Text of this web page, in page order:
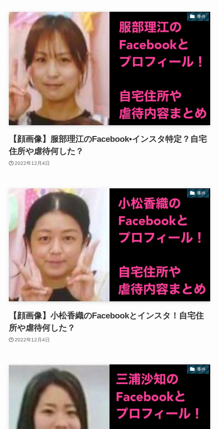
事件
【顔画像】服部理江のFacebook•インスタ特定？自宅
住所や虐待何した？
2022年12月4日
事件
【顔画像】小松香織のFacebookとインスタ！自宅住
所や虐待何した？
2022年12月4日
事件